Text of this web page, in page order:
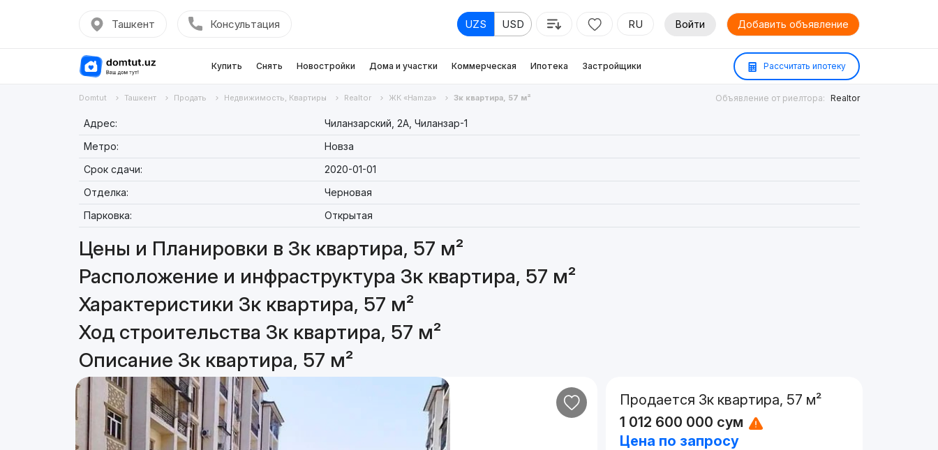
Ташкент Консультация UZS USD RU Войти Добавить объявление
Купить Снять Новостройки Дома и участки Коммерческая Ипотека Застройщики Рассчитать ипотеку
Domtut Ташкент Продать Недвижимость, Квартиры Realtor ЖК «Hamza» 3к квартира, 57 м² Объявление от риелтора: Realtor
Адрес:
Чиланзарский, 2А, Чиланзар-1
Метро:
Новза
Срок сдачи:
2020-01-01
Отделка:
Черновая
Парковка:
Открытая
Цены и Планировки в 3к квартира, 57 м²
Расположение и инфраструктура 3к квартира, 57 м²
Характеристики 3к квартира, 57 м²
Ход строительства 3к квартира, 57 м²
Описание 3к квартира, 57 м²
Продается 3к квартира, 57 м²
1 012 600 000 сум
Цена по запросу